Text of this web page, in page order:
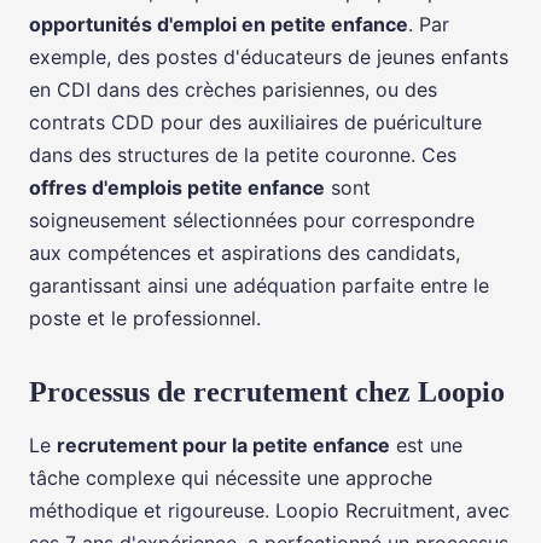
opportunités d'emploi en petite enfance. Par
exemple, des postes d'éducateurs de jeunes enfants
en CDI dans des crèches parisiennes, ou des
contrats CDD pour des auxiliaires de puériculture
dans des structures de la petite couronne. Ces
offres d'emplois petite enfance sont
soigneusement sélectionnées pour correspondre
aux compétences et aspirations des candidats,
garantissant ainsi une adéquation parfaite entre le
poste et le professionnel.
Processus de recrutement chez Loopio
Le recrutement pour la petite enfance est une
tâche complexe qui nécessite une approche
méthodique et rigoureuse. Loopio Recruitment, avec